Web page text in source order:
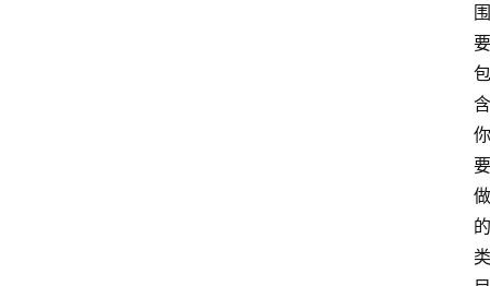
围
要
包
含
你
要
做
的
类